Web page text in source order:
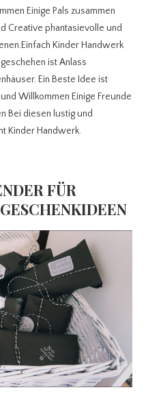
Einige Pals zusammen
Creative phantasievolle und
Kinder Handwerk
ist Anlass
Ein Beste Idee ist
Willkommen Einige Freunde
Bei diesen lustig und
Kinder Handwerk.
FÜR